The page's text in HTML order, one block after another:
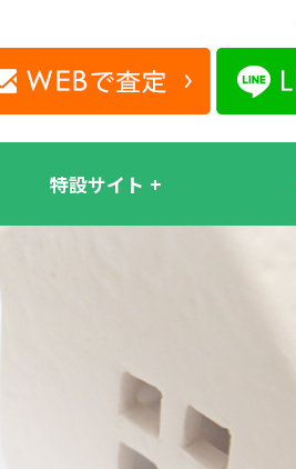
特設サイト